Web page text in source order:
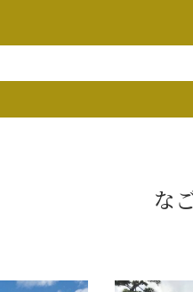
利家関連 史跡 一覧
な